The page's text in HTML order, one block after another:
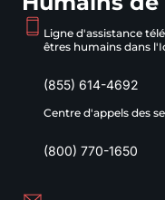
Ligne d'assistance
êtres humains dans
(855) 614-4692
Centre d'appels des
(800) 770-1650